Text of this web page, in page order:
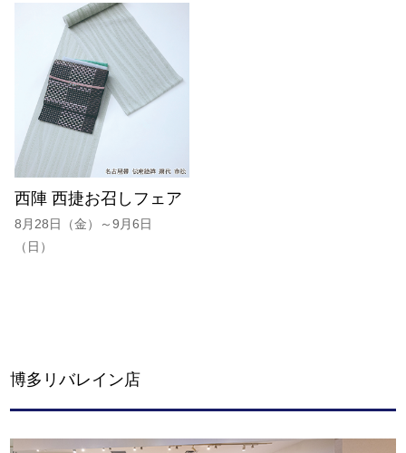
西陣 西捷お召しフェア
8月28日（金）～9月6日
（日）
博多リバレイン店